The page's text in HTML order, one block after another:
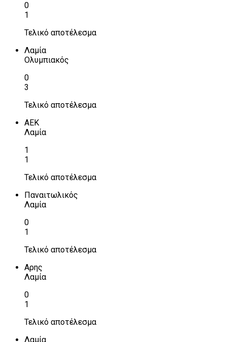
0
1
Τελικό αποτέλεσμα
Λαμία
Ολυμπιακός
0
3
Τελικό αποτέλεσμα
ΑΕΚ
Λαμία
1
1
Τελικό αποτέλεσμα
Παναιτωλικός
Λαμία
0
1
Τελικό αποτέλεσμα
Αρης
Λαμία
0
1
Τελικό αποτέλεσμα
Λαμία